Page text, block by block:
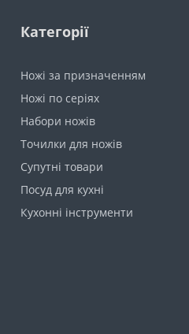
Категорії
Ножі за призначенням
Ножі по серіях
Набори ножів
Точилки для ножів
Супутні товари
Посуд для кухні
Кухонні інструменти